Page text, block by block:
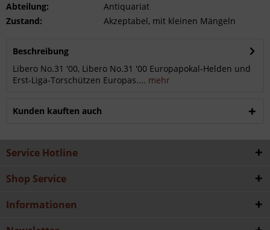
Abteilung:
Antiquariat
Zustand:
Akzeptabel, mit kleinen Mängeln
Beschreibung
Libero No.31 '00, Libero No.31 '00 Europapokal-Helden und
Erst-Liga-Torschützen Europas.... mehr
Kunden kauften auch
Service Hotline
Shop Service
Informationen